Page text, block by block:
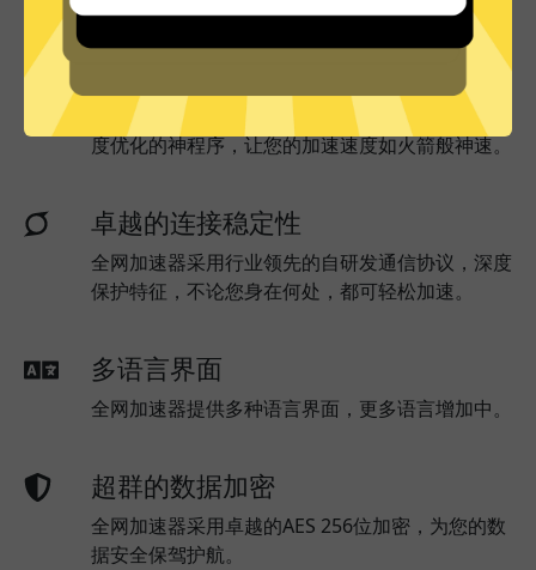
全网加速器已为所有全网加速器服务器部署实时速
度优化的神程序，让您的加速速度如火箭般神速。
卓越的连接稳定性
全网加速器采用行业领先的自研发通信协议，深度
保护特征，不论您身在何处，都可轻松加速。
多语言界面
全网加速器提供多种语言界面，更多语言增加中。
超群的数据加密
全网加速器采用卓越的AES 256位加密，为您的数
据安全保驾护航。